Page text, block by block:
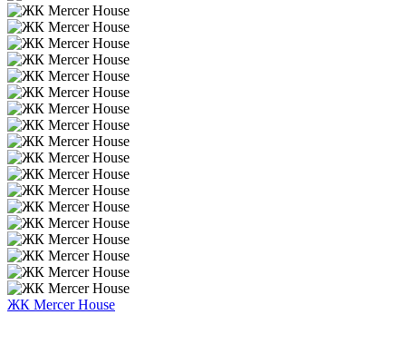
ЖК Mercer House